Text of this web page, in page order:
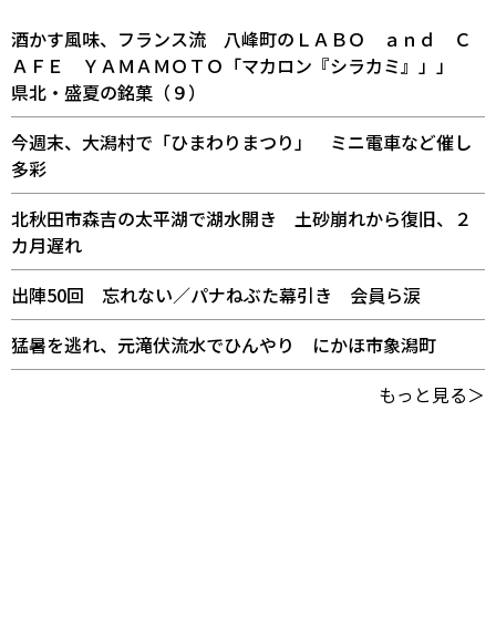
酒かす風味、フランス流 八峰町のＬＡＢＯ ａｎｄ Ｃ
ＡＦＥ ＹＡＭＡＭＯＴＯ「マカロン『シラカミ』」」
県北・盛夏の銘菓（９）
今週末、大潟村で「ひまわりまつり」 ミニ電車など催し
多彩
北秋田市森吉の太平湖で湖水開き 土砂崩れから復旧、２
カ月遅れ
出陣50回 忘れない／パナねぶた幕引き 会員ら涙
猛暑を逃れ、元滝伏流水でひんやり にかほ市象潟町
もっと見る＞